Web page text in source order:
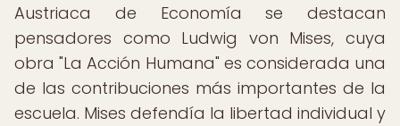
Austriaca de Economía se destacan
pensadores como Ludwig von Mises, cuya
obra "La Acción Humana" es considerada una
de las contribuciones más importantes de la
escuela. Mises defendía la libertad individual y